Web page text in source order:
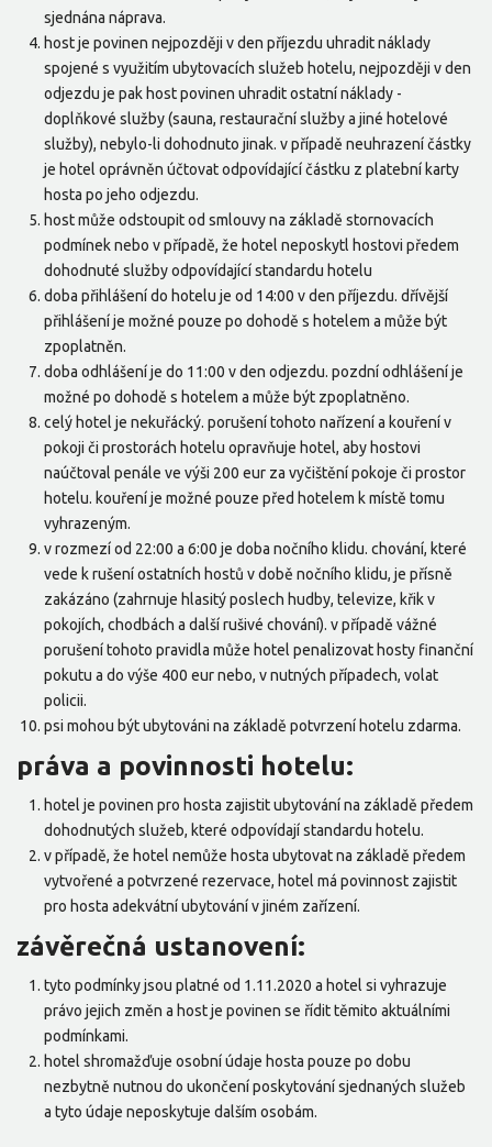
sjednána náprava.
host je povinen nejpozději v den příjezdu uhradit náklady
spojené s využitím ubytovacích služeb hotelu, nejpozději v den
odjezdu je pak host povinen uhradit ostatní náklady -
doplňkové služby (sauna, restaurační služby a jiné hotelové
služby), nebylo-li dohodnuto jinak. v případě neuhrazení částky
je hotel oprávněn účtovat odpovídající částku z platební karty
hosta po jeho odjezdu.
host může odstoupit od smlouvy na základě stornovacích
podmínek nebo v případě, že hotel neposkytl hostovi předem
dohodnuté služby odpovídající standardu hotelu
doba přihlášení do hotelu je od 14:00 v den příjezdu. dřívější
přihlášení je možné pouze po dohodě s hotelem a může být
zpoplatněn.
doba odhlášení je do 11:00 v den odjezdu. pozdní odhlášení je
možné po dohodě s hotelem a může být zpoplatněno.
celý hotel je nekuřácký. porušení tohoto nařízení a kouření v
pokoji či prostorách hotelu opravňuje hotel, aby hostovi
naúčtoval penále ve výši 200 eur za vyčištění pokoje či prostor
hotelu. kouření je možné pouze před hotelem k místě tomu
vyhrazeným.
v rozmezí od 22:00 a 6:00 je doba nočního klidu. chování, které
vede k rušení ostatních hostů v době nočního klidu, je přísně
zakázáno (zahrnuje hlasitý poslech hudby, televize, křik v
pokojích, chodbách a další rušivé chování). v případě vážné
porušení tohoto pravidla může hotel penalizovat hosty finanční
pokutu a do výše 400 eur nebo, v nutných případech, volat
policii.
psi mohou být ubytováni na základě potvrzení hotelu zdarma.
práva a povinnosti hotelu:
hotel je povinen pro hosta zajistit ubytování na základě předem
dohodnutých služeb, které odpovídají standardu hotelu.
v případě, že hotel nemůže hosta ubytovat na základě předem
vytvořené a potvrzené rezervace, hotel má povinnost zajistit
pro hosta adekvátní ubytování v jiném zařízení.
závěrečná ustanovení:
tyto podmínky jsou platné od 1.11.2020 a hotel si vyhrazuje
právo jejich změn a host je povinen se řídit těmito aktuálními
podmínkami.
hotel shromažďuje osobní údaje hosta pouze po dobu
nezbytně nutnou do ukončení poskytování sjednaných služeb
a tyto údaje neposkytuje dalším osobám.